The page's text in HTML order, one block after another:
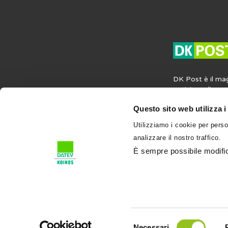
Questo sito web utilizza i
Utilizziamo i cookie per
analizzare il nostro traffico.
È sempre possibile
DK Post è il
notizie, agli
societaria e del
professione e
l’attività
condividi su DK